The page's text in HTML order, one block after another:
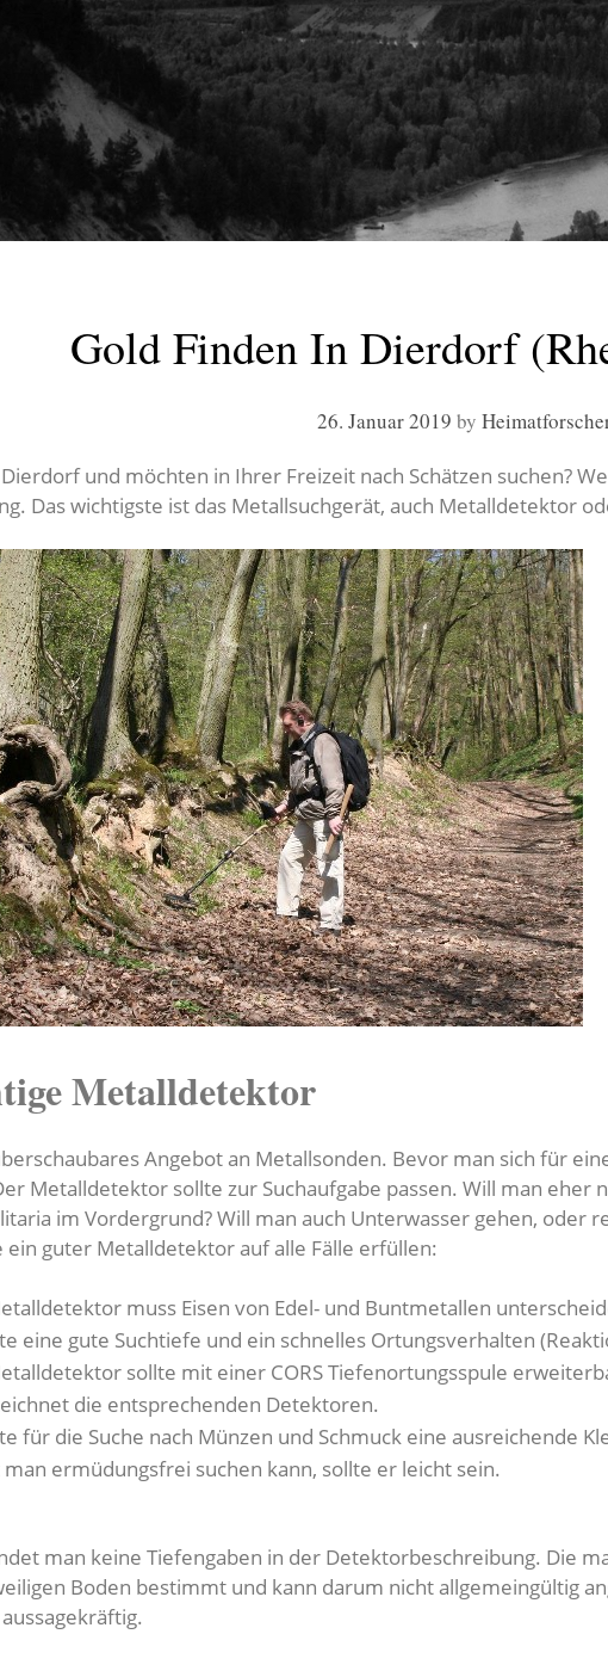
Gold Finden In Dierdorf
26. Januar 2019 by
und möchten in Ihrer Freizeit nach Schätzen suchen?
Das wichtigste ist das Metallsuchgerät, auch Metalldetektor
Metalldetektor
Angebot an Metallsonden. Bevor man sich für
Metalldetektor sollte zur Suchaufgabe passen. Will man eher
im Vordergrund? Will man auch Unterwasser gehen, oder
ein guter Metalldetektor auf alle Fälle erfüllen:
muss Eisen von Edel- und Buntmetallen
eine gute Suchtiefe und ein schnelles Ortungsverhalten
sollte mit einer CORS Tiefenortungsspule
die entsprechenden Detektoren.
für die Suche nach Münzen und Schmuck eine ausreichende
ermüdungsfrei suchen kann, sollte er leicht sein.
man keine Tiefengaben in der Detektorbeschreibung. Die
Boden bestimmt und kann darum nicht allgemeingültig